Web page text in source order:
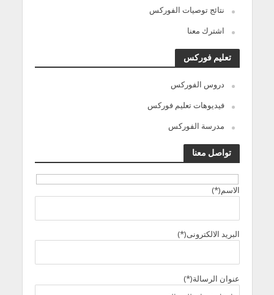
نتائج توصيات الفوركس
اشترك معنا
تعليم فوركس
دروس الفوركس
فيديوهات تعليم فوركس
مدرسة الفوركس
تواصل معنا
الاسم(*)
البريد الالكترونى(*)
عنوان الرسالة(*)